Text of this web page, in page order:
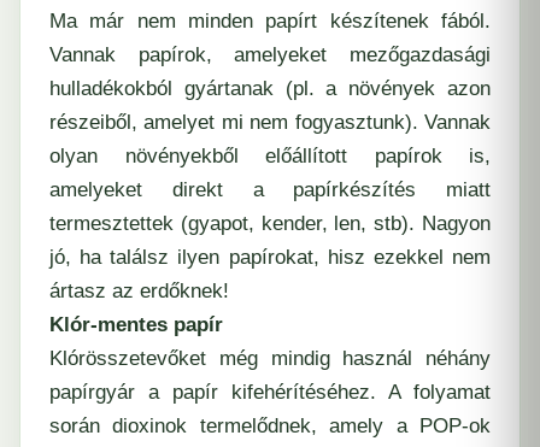
Ma már nem minden papírt készítenek fából.
Vannak papírok, amelyeket mezőgazdasági
hulladékokból gyártanak (pl. a növények azon
részeiből, amelyet mi nem fogyasztunk). Vannak
olyan növényekből előállított papírok is,
amelyeket direkt a papírkészítés miatt
termesztettek (gyapot, kender, len, stb). Nagyon
jó, ha találsz ilyen papírokat, hisz ezekkel nem
ártasz az erdőknek!
Klór-mentes papír
Klórösszetevőket még mindig használ néhány
papírgyár a papír kifehérítéséhez. A folyamat
során dioxinok termelődnek, amely a POP-ok